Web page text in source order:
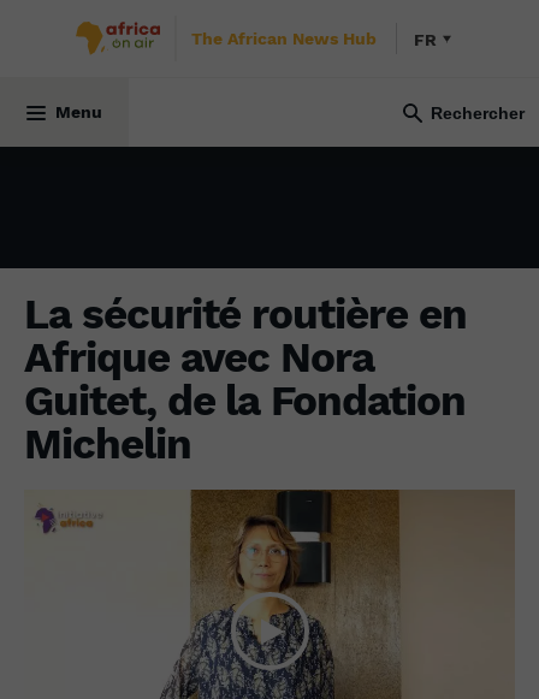
The African News Hub FR
Menu
La sécurité routière en
Afrique avec Nora
Guitet, de la Fondation
Michelin